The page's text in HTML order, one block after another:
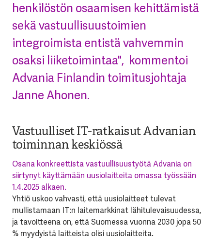
henkilöstön osaamisen kehittämistä
sekä vastuullisuustoimien
integroimista entistä vahvemmin
osaksi liiketoimintaa", kommentoi
Advania Finlandin toimitusjohtaja
Janne Ahonen.
Vastuulliset IT-ratkaisut Advanian
toiminnan keskiössä
Osana konkreettista vastuullisuustyötä Advania on
siirtynyt käyttämään uusiolaitteita omassa työssään
1.4.2025 alkaen.
Yhtiö uskoo vahvasti, että uusiolaitteet tulevat
mullistamaan IT:n laitemarkkinat lähitulevaisuudessa,
ja tavoitteena on, että Suomessa vuonna 2030 jopa 50
% myydyistä laitteista olisi uusiolaitteita.